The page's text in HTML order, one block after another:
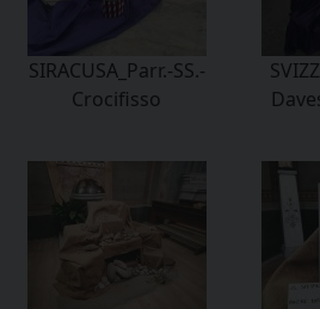
SIRACUSA_Parr.-SS.-
Crocifisso